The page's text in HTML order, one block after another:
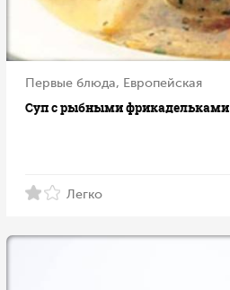
Первые блюда, Европейская
Суп с рыбными фрикадельками
Легко